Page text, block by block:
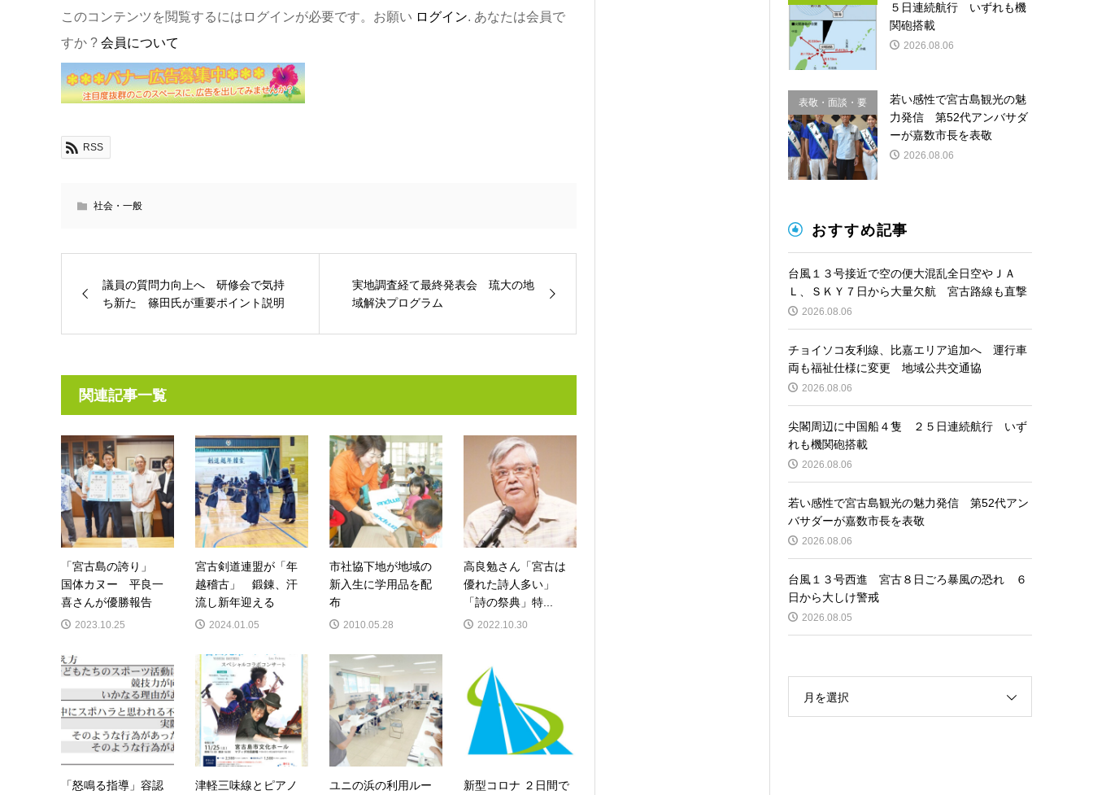
このコンテンツを閲覧するにはログインが必要です。お願い ログイン. あなたは会員で
すか ? 会員について
RSS
社会・一般
議員の質問力向上へ 研修会で気持
ち新た 篠田氏が重要ポイント説明
実地調査経て最終発表会 琉大の地
域解決プログラム
関連記事一覧
「宮古島の誇り」
国体カヌー 平良一
喜さんが優勝報告
2023.10.25
宮古剣道連盟が「年
越稽古」 鍛錬、汗
流し新年迎える
2024.01.05
市社協下地が地域の
新入生に学用品を配
布
2010.05.28
高良勉さん「宮古は
優れた詩人多い」
「詩の祭典」特...
2022.10.30
「怒鳴る指導」容認
津軽三味線とピアノ
ユニの浜の利用ルー
新型コロナ ２日間で
５日連続航行 いずれも機
関砲搭載
2026.08.06
表敬・面談・要
請
若い感性で宮古島観光の魅
力発信 第52代アンバサダ
ーが嘉数市長を表敬
2026.08.06
おすすめ記事
台風１３号接近で空の便大混乱全日空やＪＡ
Ｌ、ＳＫＹ７日から大量欠航 宮古路線も直撃
2026.08.06
チョイソコ友利線、比嘉エリア追加へ 運行車
両も福祉仕様に変更 地域公共交通協
2026.08.06
尖閣周辺に中国船４隻 ２５日連続航行 いず
れも機関砲搭載
2026.08.06
若い感性で宮古島観光の魅力発信 第52代アン
バサダーが嘉数市長を表敬
2026.08.06
台風１３号西進 宮古８日ごろ暴風の恐れ ６
日から大しけ警戒
2026.08.05
月を選択